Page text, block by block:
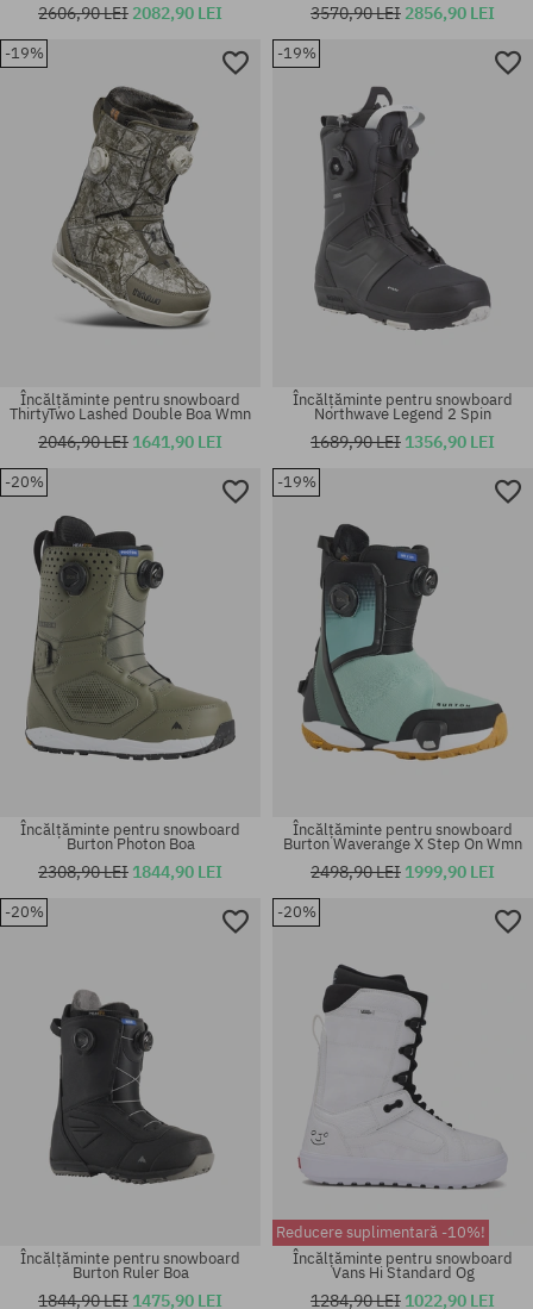
Mărimi existente:
Mărimi existente:
42; 42.5; 43; 43.5; 44; 44.5; 45
Mărimi existente:
44.5; 45
2606,90 LEI 2082,90 LEI
Mărimi existente:
3570,90 LEI 2856,90 LEI
-19%
Mărimi existente:
Încălțăminte pentru snowboard
ThirtyTwo Lashed Double Boa Wmn
2046,90 LEI 1641,90 LEI
-19%
Mărimi existente:
41; 42; 42.5; 43.5; 44; 45; 46;
Încălțăminte pentru snowboard
Northwave Legend 2 Spin
1689,90 LEI 1356,90 LEI
-20%
Încălțăminte pentru snowboard
Burton Photon Boa
2308,90 LEI 1844,90 LEI
-19%
Încălțăminte pentru snowboard
Burton Waverange X Step On Wmn
2498,90 LEI 1999,90 LEI
-20%
Încălțăminte pentru snowboard
Burton Ruler Boa
1844,90 LEI 1475,90 LEI
-20%
Reducere suplimentară -10%!
Încălțăminte pentru snowboard
Vans Hi Standard Og
1284,90 LEI 1022,90 LEI